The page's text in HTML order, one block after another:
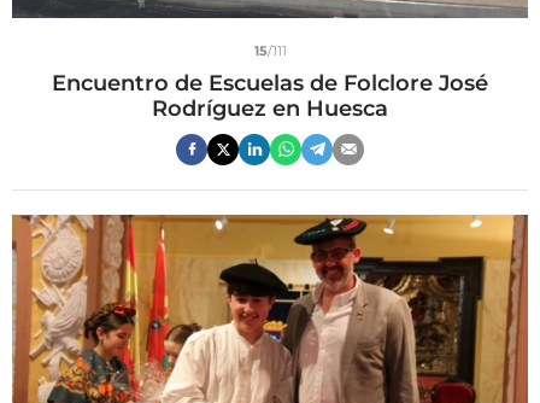
15/111
Encuentro de Escuelas de Folclore José
Rodríguez en Huesca